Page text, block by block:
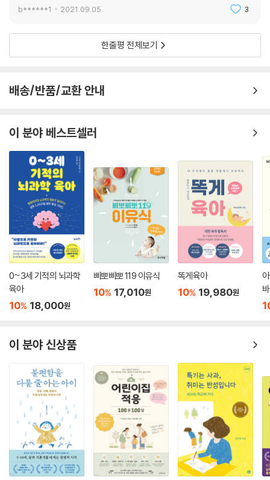
그야말로 육아의 필독서가 되어줄 것이다.
b******1 2021.09.05. 3
한줄평 전체보기
배송/반품/교환 안내
이 분야 베스트셀러
0~3세 기적의 뇌과학
육아
10% 18,000원
삐뽀삐뽀 119 이유식
10% 17,010원
똑게육아
10% 19,980원
이 분야 신상품